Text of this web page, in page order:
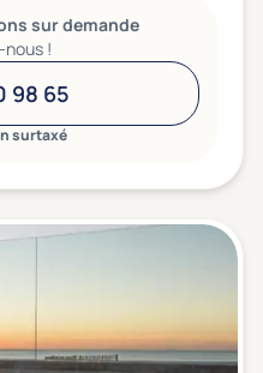
sur demande
!
98 65
surtaxé